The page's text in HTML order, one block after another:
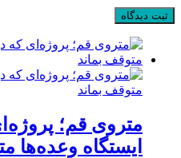
متروی قم؛
ایستگاه وعده‌ها